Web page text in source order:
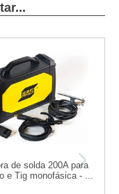
de solda 200A para
e Tig monofásica - ...